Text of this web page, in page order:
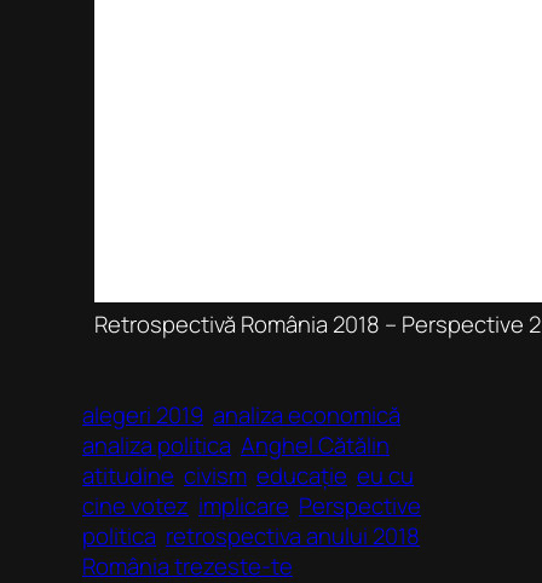
Retrospectivă România 2018 – Perspective
alegeri 2019 analiza economică
analiza politica Anghel Cătălin
atitudine civism educație eu cu
cine votez implicare Perspective
politica retrospectiva anului 2018
România trezeste-te